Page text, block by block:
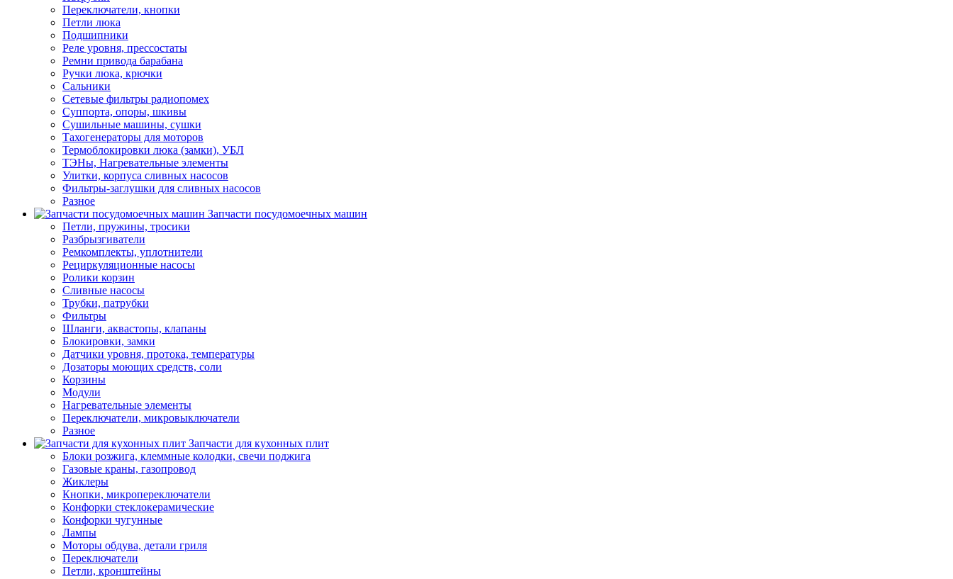
Переключатели, кнопки
Петли люка
Подшипники
Реле уровня, прессостаты
Ремни привода барабана
Ручки люка, крючки
Сальники
Сетевые фильтры радиопомех
Суппорта, опоры, шкивы
Сушильные машины, сушки
Тахогенераторы для моторов
Термоблокировки люка (замки), УБЛ
ТЭНы, Нагревательные элементы
Улитки, корпуса сливных насосов
Фильтры-заглушки для сливных насосов
Разное
Запчасти посудомоечных машин
Петли, пружины, тросики
Разбрызгиватели
Ремкомплекты, уплотнители
Рециркуляционные насосы
Ролики корзин
Сливные насосы
Трубки, патрубки
Фильтры
Шланги, аквастопы, клапаны
Блокировки, замки
Датчики уровня, протока, температуры
Дозаторы моющих средств, соли
Корзины
Модули
Нагревательные элементы
Переключатели, микровыключатели
Разное
Запчасти для кухонных плит
Блоки розжига, клеммные колодки, свечи поджига
Газовые краны, газопровод
Жиклеры
Кнопки, микропереключатели
Конфорки стеклокерамические
Конфорки чугунные
Лампы
Моторы обдува, детали гриля
Переключатели
Петли, кронштейны